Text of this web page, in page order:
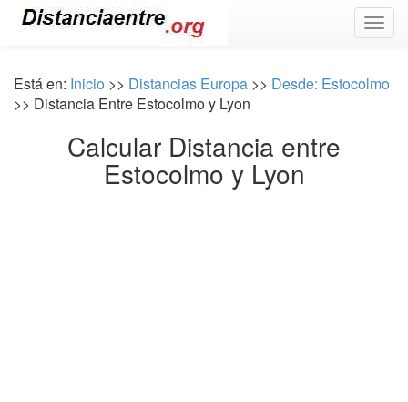
Está en: Inicio >> Distancias Europa >> Desde: Estocolmo
>> Distancia Entre Estocolmo y Lyon
Calcular Distancia entre
Estocolmo y Lyon